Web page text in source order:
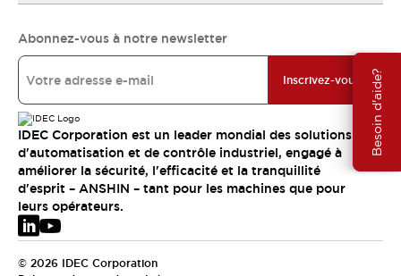
Besoin d'aide?
Abonnez-vous à notre newsletter
Inscrivez-vous
IDEC Corporation est un leader mondial des solutions
d'automatisation et de contrôle industriel, engagé à
améliorer la sécurité, l'efficacité et la tranquillité
d'esprit – ANSHIN – tant pour les machines que pour
leurs opérateurs.
© 2026 IDEC Corporation